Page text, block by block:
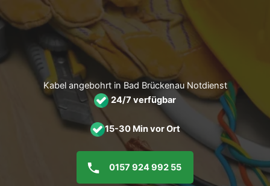
Inhalt
Kabel angebohrt in Bad Brückenau Notdienst
24/7 verfügbar
15-30 Min vor Ort
0157 924 992 55